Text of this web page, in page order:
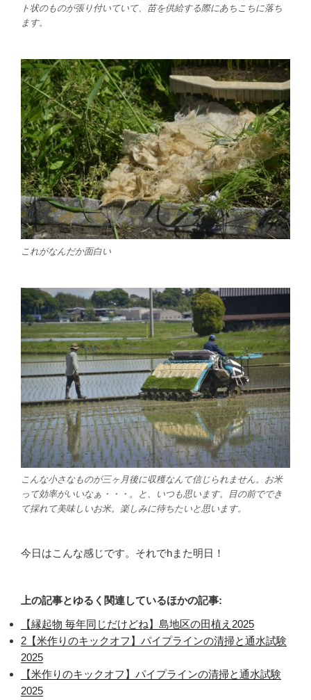
ト状のものが張り付いていて、苗を供給する際にあちこちに落ち
ます。
これがなんだか面白い
こんな小さなものが三ヶ月後に収穫なんて信じられません。お米
って効率がいいなぁ・・・。と、いつも思います。目の前ででき
て採れて美味しいお米。楽しみに待ちたいと思います。
今日はこんな感じです。それでhまた明日！
上の記事とゆるく関連しているほかの記事:
【縁起物 毎年同じだけどね】島地区の田植え2025
2【米作りのキックオフ】パイプラインの清掃と通水試験
2025
【米作りのキックオフ】パイプラインの清掃と通水試験
2025